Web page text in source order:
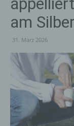
am
31. März 2026